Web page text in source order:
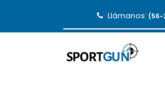
Llámanos: (56-